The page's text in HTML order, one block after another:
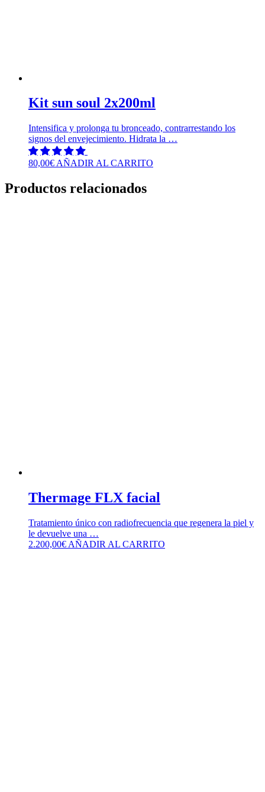
Kit sun soul 2x200ml
Intensifica y prolonga tu bronceado, contrarrestando los
signos del envejecimiento. Hidrata la …
80,00€ AÑADIR AL CARRITO
Productos relacionados
Thermage FLX facial
Tratamiento único con radiofrecuencia que regenera la piel y
le devuelve una …
2.200,00€ AÑADIR AL CARRITO